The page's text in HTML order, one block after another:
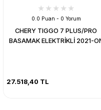
0.0 Puan - 0 Yorum
CHERY TIGGO 7 PLUS/PRO
BASAMAK ELEKTRİKLİ 2021-
27.518,40 TL